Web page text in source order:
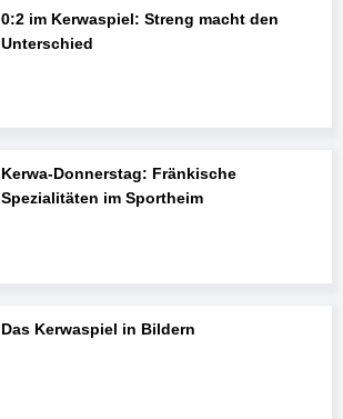
0:2 im Kerwaspiel: Streng macht den
Unterschied
Kerwa-Donnerstag: Fränkische
Spezialitäten im Sportheim
Das Kerwaspiel in Bildern